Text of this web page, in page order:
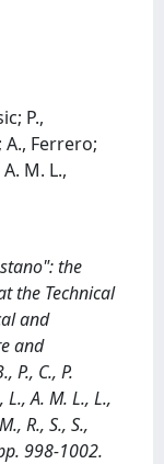
P.,
A., Ferrero;
M. L.,
the
the Technical
and
and
P., C., P.
L., A. M. L., L.,
R., S., S.,
998-1002.